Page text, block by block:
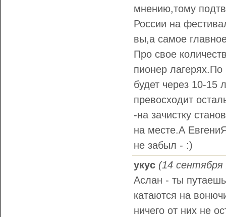
мнению,тому
России на
вы,а самое
Про свое
пионер лагерях.По
будет через 10-15
превосходит
-на зачистку
на месте.А
не забыл - :)
укус (14 сентября
Аслан - ты
катаются на
ничего от них не